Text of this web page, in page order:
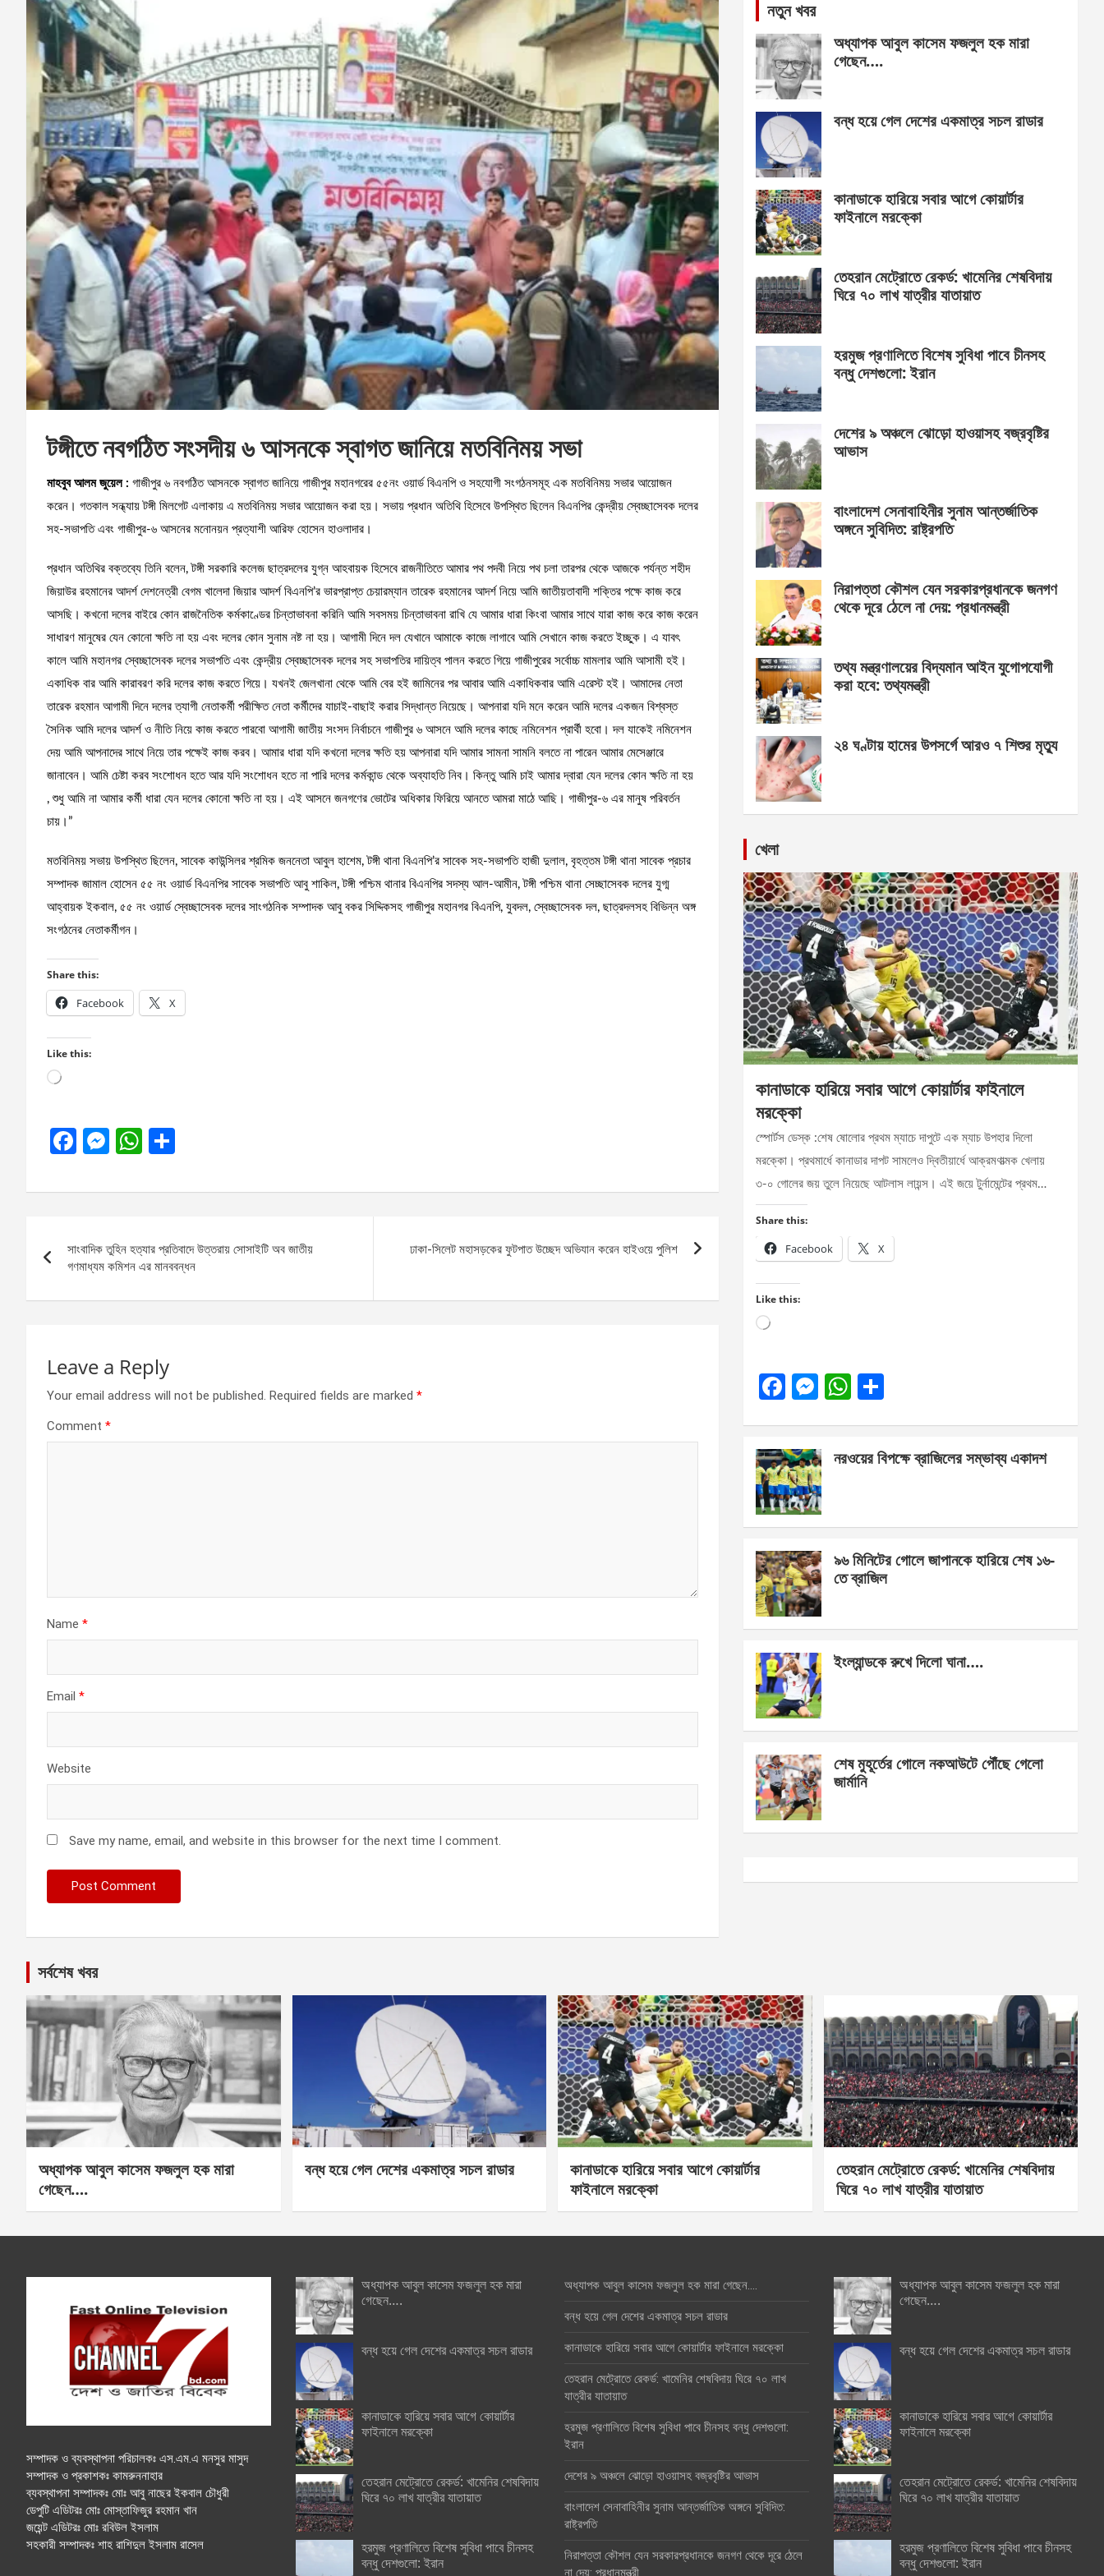
টঙ্গীতে নবগঠিত সংসদীয় ৬ আসনকে স্বাগত জানিয়ে মতবিনিময় সভা
মাহবুব আলম জুয়েল : গাজীপুর ৬ নবগঠিত আসনকে স্বাগত জানিয়ে গাজীপুর মহানগরের ৫৫নং ওয়ার্ড বিএনপি ও সহযোগী সংগঠনসমূহ এক মতবিনিময় সভার আয়োজন
করেন। গতকাল সন্ধ্যায় টঙ্গী মিলগেট এলাকায় এ মতবিনিময় সভার আয়োজন করা হয়। সভায় প্রধান অতিথি হিসেবে উপস্থিত ছিলেন বিএনপির কেন্দ্রীয় স্বেচ্ছাসেবক দলের
সহ-সভাপতি এবং গাজীপুর-৬ আসনের মনোনয়ন প্রত্যাশী আরিফ হোসেন হাওলাদার।
প্রধান অতিথির বক্তব্যে তিনি বলেন, টঙ্গী সরকারি কলেজ ছাত্রদলের যুগ্ন আহবায়ক হিসেবে রাজনীতিতে আমার পথ পদবী নিয়ে পথ চলা তারপর থেকে আজকে পর্যন্ত শহীদ
জিয়াউর রহমানের আদর্শ দেশনেত্রী বেগম খালেদা জিয়ার আদর্শ বিএনপি’র ভারপ্রাপ্ত চেয়ারম্যান তারেক রহমানের আদর্শ নিয়ে আমি জাতীয়তাবাদী শক্তির পক্ষে কাজ করে
আসছি। কখনো দলের বাইরে কোন রাজনৈতিক কর্মকাণ্ডের চিন্তাভাবনা করিনি আমি সবসময় চিন্তাভাবনা রাখি যে আমার ধারা কিংবা আমার সাথে যারা কাজ করে কাজ করেন
সাধারণ মানুষের যেন কোনো ক্ষতি না হয় এবং দলের কোন সুনাম নষ্ট না হয়। আগামী দিনে দল যেখানে আমাকে কাজে লাগাবে আমি সেখানে কাজ করতে ইচ্ছুক। এ যাবৎ
কালে আমি মহানগর স্বেচ্ছাসেবক দলের সভাপতি এবং কেন্দ্রীয় স্বেচ্ছাসেবক দলের সহ সভাপতির দায়িত্ব পালন করতে গিয়ে গাজীপুরের সর্বোচ্চ মামলার আমি আসামী হই।
একাধিক বার আমি কারাবরণ করি দলের কাজ করতে গিয়ে। যখনই জেলখানা থেকে আমি বের হই জামিনের পর আবার আমি একাধিকবার আমি এরেস্ট হই। আমাদের নেতা
তারেক রহমান আগামী দিনে দলের ত্যাগী নেতাকর্মী পরীক্ষিত নেতা কর্মীদের যাচাই-বাছাই করার সিদ্ধান্ত নিয়েছে। আপনারা যদি মনে করেন আমি দলের একজন বিশ্বস্ত
সৈনিক আমি দলের আদর্শ ও নীতি নিয়ে কাজ করতে পারবো আগামী জাতীয় সংসদ নির্বাচনে গাজীপুর ৬ আসনে আমি দলের কাছে নমিনেশন প্রার্থী হবো। দল যাকেই নমিনেশন
দেয় আমি আপনাদের সাথে নিয়ে তার পক্ষেই কাজ করব। আমার ধারা যদি কখনো দলের ক্ষতি হয় আপনারা যদি আমার সামনা সামনি বলতে না পারেন আমার মেসেঞ্জারে
জানাবেন। আমি চেষ্টা করব সংশোধন হতে আর যদি সংশোধন হতে না পারি দলের কর্মকান্ড থেকে অব্যাহতি নিব। কিন্তু আমি চাই আমার দ্বারা যেন দলের কোন ক্ষতি না হয়
, শুধু আমি না আমার কর্মী ধারা যেন দলের কোনো ক্ষতি না হয়। এই আসনে জনগণের ভোটের অধিকার ফিরিয়ে আনতে আমরা মাঠে আছি। গাজীপুর-৬ এর মানুষ পরিবর্তন
চায়।”
মতবিনিময় সভায় উপস্থিত ছিলেন, সাবেক কাউন্সিলর শ্রমিক জননেতা আবুল হাশেম, টঙ্গী থানা বিএনপি’র সাবেক সহ-সভাপতি হাজী দুলাল, বৃহত্তম টঙ্গী থানা সাবেক প্রচার
সম্পাদক জামাল হোসেন ৫৫ নং ওয়ার্ড বিএনপির সাবেক সভাপতি আবু শাকিল, টঙ্গী পশ্চিম থানার বিএনপির সদস্য আল-আমীন, টঙ্গী পশ্চিম থানা সেচ্ছাসেবক দলের যুগ্ম
আহ্বায়ক ইকবাল, ৫৫ নং ওয়ার্ড স্বেচ্ছাসেবক দলের সাংগঠনিক সম্পাদক আবু বকর সিদ্দিকসহ গাজীপুর মহানগর বিএনপি, যুবদল, স্বেচ্ছাসেবক দল, ছাত্রদলসহ বিভিন্ন অঙ্গ
সংগঠনের নেতাকর্মীগন।
Share this:
Facebook X
Like this:
Loading…
F
ce
o
o
k
M
se
g
er
W
at
A
p
p
ar
navigation
সাংবাদিক তুহিন হত্যার প্রতিবাদে উত্তরায় সোসাইটি অব জাতীয়
গণমাধ্যম কমিশন এর মানববন্ধন
ঢাকা-সিলেট মহাসড়কের ফুটপাত উচ্ছেদ অভিযান করেন হাইওয়ে পুলিশ
Leave a Reply
Your email address will not be published. Required fields are marked *
Comment *
Name *
Email *
Website
Save my name, email, and website in this browser for the next time I comment.
নতুন খবর
অধ্যাপক আবুল কাসেম ফজলুল হক মারা
গেছেন….
বন্ধ হয়ে গেল দেশের একমাত্র সচল রাডার
কানাডাকে হারিয়ে সবার আগে কোয়ার্টার
ফাইনালে মরক্কো
তেহরান মেট্রোতে রেকর্ড: খামেনির শেষবিদায়
ঘিরে ৭০ লাখ যাত্রীর যাতায়াত
হরমুজ প্রণালিতে বিশেষ সুবিধা পাবে চীনসহ
বন্ধু দেশগুলো: ইরান
দেশের ৯ অঞ্চলে ঝোড়ো হাওয়াসহ বজ্রবৃষ্টির
আভাস
বাংলাদেশ সেনাবাহিনীর সুনাম আন্তর্জাতিক
অঙ্গনে সুবিদিত: রাষ্ট্রপতি
নিরাপত্তা কৌশল যেন সরকারপ্রধানকে জনগণ
থেকে দূরে ঠেলে না দেয়: প্রধানমন্ত্রী
তথ্য মন্ত্রণালয়ের বিদ্যমান আইন যুগোপযোগী
করা হবে: তথ্যমন্ত্রী
২৪ ঘণ্টায় হামের উপসর্গে আরও ৭ শিশুর মৃত্যু
খেলা
কানাডাকে হারিয়ে সবার আগে কোয়ার্টার ফাইনালে
মরক্কো
স্পোর্টস ডেস্ক :শেষ ষোলোর প্রথম ম্যাচে দাপুটে এক ম্যাচ উপহার দিলো
মরক্কো। প্রথমার্ধে কানাডার দাপট সামলেও দ্বিতীয়ার্ধে আক্রমণাত্মক খেলায়
৩-০ গোলের জয় তুলে নিয়েছে আটলাস লায়ন্স। এই জয়ে টুর্নামেন্টের প্রথম…
Share this:
Facebook X
Like this:
Loading…
F
b
o
o
k
M
n
g
er
W
s
e
নরওয়ের বিপক্ষে ব্রাজিলের সম্ভাব্য একাদশ
৯৬ মিনিটের গোলে জাপানকে হারিয়ে শেষ ১৬-
তে ব্রাজিল
ইংল্যান্ডকে রুখে দিলো ঘানা….
শেষ মুহূর্তের গোলে নকআউটে পৌঁছে গেলো
জার্মানি
সর্বশেষ খবর
অধ্যাপক আবুল কাসেম ফজলুল হক মারা
গেছেন….
বন্ধ হয়ে গেল দেশের একমাত্র সচল রাডার
কানাডাকে হারিয়ে সবার আগে কোয়ার্টার
ফাইনালে মরক্কো
তেহরান মেট্রোতে রেকর্ড: খামেনির শেষবিদায়
ঘিরে ৭০ লাখ যাত্রীর যাতায়াত
সম্পাদক ও ব্যবস্থাপনা পরিচালকঃ এস.এম.এ মনসুর মাসুদ
সম্পাদক ও প্রকাশকঃ কামরুননাহার
ব্যবস্থাপনা সম্পাদকঃ মোঃ আবু নাছের ইকবাল চৌধুরী
ডেপুটি এডিটরঃ মোঃ মোস্তাফিজুর রহমান খান
জয়েন্ট এডিটরঃ মোঃ রবিউল ইসলাম
সহকারী সম্পাদকঃ শাহ রাশিদুল ইসলাম রাসেল
অধ্যাপক আবুল কাসেম ফজলুল হক মারা
গেছেন….
বন্ধ হয়ে গেল দেশের একমাত্র সচল রাডার
কানাডাকে হারিয়ে সবার আগে কোয়ার্টার
ফাইনালে মরক্কো
তেহরান মেট্রোতে রেকর্ড: খামেনির শেষবিদায়
ঘিরে ৭০ লাখ যাত্রীর যাতায়াত
হরমুজ প্রণালিতে বিশেষ সুবিধা পাবে চীনসহ
বন্ধু দেশগুলো: ইরান
অধ্যাপক আবুল কাসেম ফজলুল হক মারা গেছেন….
বন্ধ হয়ে গেল দেশের একমাত্র সচল রাডার
কানাডাকে হারিয়ে সবার আগে কোয়ার্টার ফাইনালে মরক্কো
তেহরান মেট্রোতে রেকর্ড: খামেনির শেষবিদায় ঘিরে ৭০ লাখ
যাত্রীর যাতায়াত
হরমুজ প্রণালিতে বিশেষ সুবিধা পাবে চীনসহ বন্ধু দেশগুলো:
ইরান
দেশের ৯ অঞ্চলে ঝোড়ো হাওয়াসহ বজ্রবৃষ্টির আভাস
বাংলাদেশ সেনাবাহিনীর সুনাম আন্তর্জাতিক অঙ্গনে সুবিদিত:
রাষ্ট্রপতি
নিরাপত্তা কৌশল যেন সরকারপ্রধানকে জনগণ থেকে দূরে ঠেলে
না দেয়: প্রধানমন্ত্রী
অধ্যাপক আবুল কাসেম ফজলুল হক মারা
গেছেন….
বন্ধ হয়ে গেল দেশের একমাত্র সচল রাডার
কানাডাকে হারিয়ে সবার আগে কোয়ার্টার
ফাইনালে মরক্কো
তেহরান মেট্রোতে রেকর্ড: খামেনির শেষবিদায়
ঘিরে ৭০ লাখ যাত্রীর যাতায়াত
হরমুজ প্রণালিতে বিশেষ সুবিধা পাবে চীনসহ
বন্ধু দেশগুলো: ইরান